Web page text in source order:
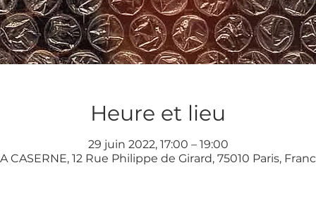
Heure et lieu
29 juin 2022, 17:00 – 19:00
CASERNE, 12 Rue Philippe de Girard, 75010 Paris,